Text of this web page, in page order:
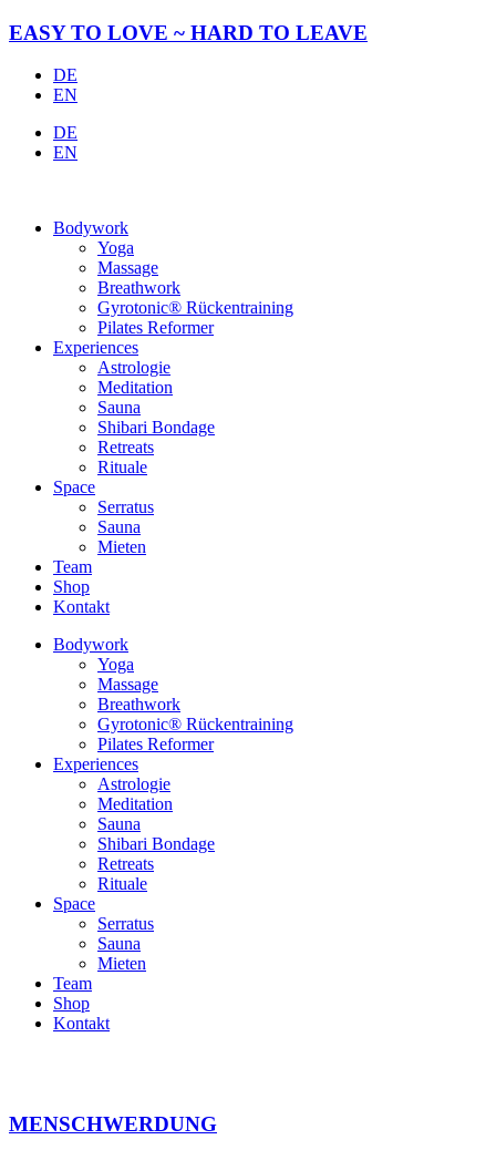
Zum
springen
EASY TO LOVE ~ HARD TO LEAVE
DE
EN
DE
EN
Bodywork
Yoga
Massage
Breathwork
Gyrotonic® Rückentraining
Pilates Reformer
Experiences
Astrologie
Meditation
Sauna
Shibari Bondage
Retreats
Rituale
Space
Serratus
Sauna
Mieten
Team
Shop
Kontakt
Bodywork
Yoga
Massage
Breathwork
Gyrotonic® Rückentraining
Pilates Reformer
Experiences
Astrologie
Meditation
Sauna
Shibari Bondage
Retreats
Rituale
Space
Serratus
Sauna
Mieten
Team
Shop
Kontakt
MENSCHWERDUNG